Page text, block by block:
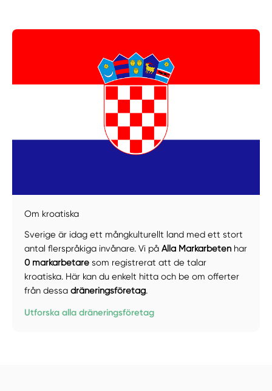
Manuellt
Om kroatiska
Sverige är idag ett mångkulturellt land med ett stort
antal flerspråkiga invånare. Vi påAlla Markarbeten har
0 markarbetare som registrerat att de talar
kroatiska. Här kan du enkelt hitta och be om offerter
från dessadräneringsföretag.
Utforska alla dräneringsföretag